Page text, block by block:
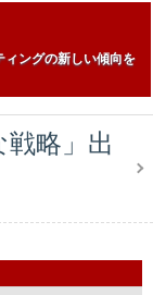
ィングの新しい傾向を
略」出